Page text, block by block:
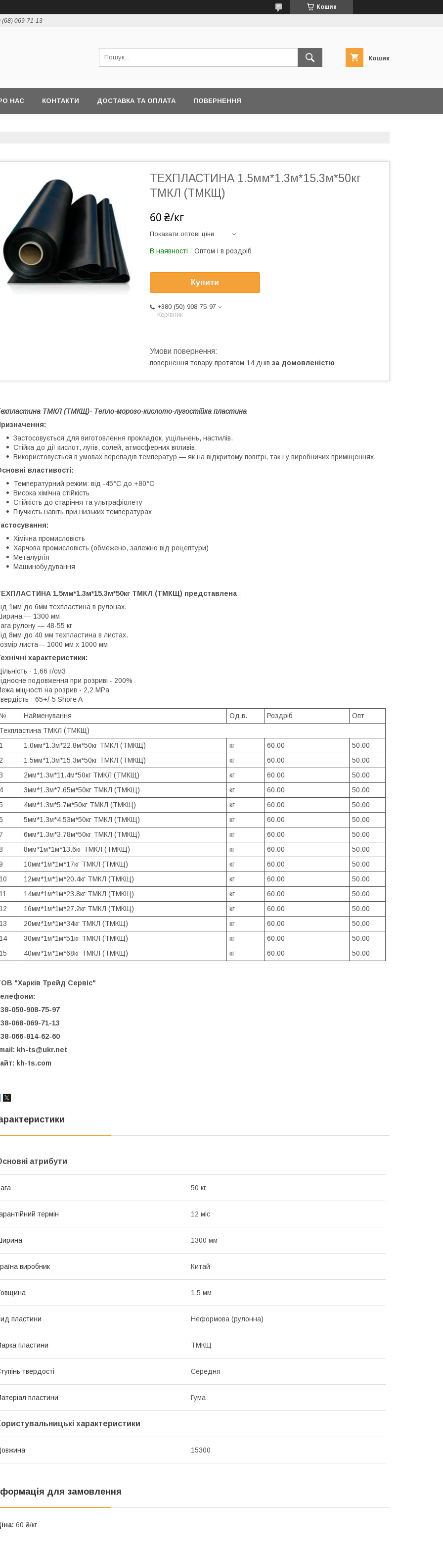
Кошик
(68) 069-71-13
Кошик
НАС КОНТАКТИ ДОСТАВКА ТА ОПЛАТА ПОВЕРНЕННЯ
ТЕХПЛАСТИНА 1.5мм*1.3м*15.3м*50кг
ТМКЛ (ТМКЩ)
60 ₴/кг
Показати оптові ціни
В наявності Оптом і в роздріб
Купити
+380 (50) 908-75-97
Керівник
повернення товару протягом 14 днів за домовленістю
ТМКЛ (ТМКЩ)- Тепло-морозо-кислото-лугостійка пластина
Застосовується для виготовлення прокладок, ущільнень, настилів.
Стійка до дії кислот, лугів, солей, атмосферних впливів.
Використовується в умовах перепадів температур — як на відкритому повітрі, так і у виробничих приміщеннях.
властивості:
Температурний режим: від -45°C до +80°C
Висока хімічна стійкість
Стійкість до старіння та ультрафіолету
Гнучкість навіть при низьких температурах
Хімічна промисловість
Харчова промисловість (обмежено, залежно від рецептури)
Металургія
Машинобудування
1.5мм*1.3м*15.3м*50кг ТМКЛ (ТМКЩ) представлена :
1мм до 6мм техпластина в рулонах.
― 1300 мм
рулону ― 48-55 кг
8мм до 40 мм техпластина в листах.
листа― 1000 мм х 1000 мм
характеристики:
- 1,66 г/см3
подовження при розриві - 200%
міцності на розрив - 2,2 MPa
- 65+/-5 Shore A
№ Найменування Од.в. Роздріб
Опт
Техпластина ТМКЛ (ТМКЩ)
1
1.0мм*1.3м*22.8м*50кг ТМКЛ (ТМКЩ) кг 60.00
50.00
2
1.5мм*1.3м*15.3м*50кг ТМКЛ (ТМКЩ) кг 60.00
50.00
2мм*1.3м*11.4м*50кг ТМКЛ (ТМКЩ) кг 60.00
50.00
4
3мм*1.3м*7.65м*50кг ТМКЛ (ТМКЩ) кг 60.00
50.00
4мм*1.3м*5.7м*50кг ТМКЛ (ТМКЩ) кг 60.00
50.00
5мм*1.3м*4.53м*50кг ТМКЛ (ТМКЩ) кг 60.00
50.00
7
6мм*1.3м*3.78м*50кг ТМКЛ (ТМКЩ) кг 60.00
50.00
8мм*1м*1м*13.6кг ТМКЛ (ТМКЩ) кг 60.00
50.00
10мм*1м*1м*17кг ТМКЛ (ТМКЩ) кг 60.00
50.00
10
12мм*1м*1м*20.4кг ТМКЛ (ТМКЩ) кг 60.00
50.00
11
14мм*1м*1м*23.8кг ТМКЛ (ТМКЩ) кг 60.00
50.00
12
16мм*1м*1м*27.2кг ТМКЛ (ТМКЩ) кг 60.00
50.00
13
20мм*1м*1м*34кг ТМКЛ (ТМКЩ) кг 60.00
50.00
14
30мм*1м*1м*51кг ТМКЛ (ТМКЩ) кг 60.00
50.00
15
40мм*1м*1м*68кг ТМКЛ (ТМКЩ) кг 60.00 50.00
В "Харків Трейд Сервіс"
:
050-908-75-97
068-069-71-13
066-814-62-60
kh-ts@ukr.net
kh-ts.com
атрибути
50 кг
термін 12 міс
1300 мм
виробник Китай
1.5 мм
пластини Неформова (рулонна)
пластини ТМКЩ
твердості Середня
пластини Гума
характеристики
15300
для замовлення
60 ₴/кг